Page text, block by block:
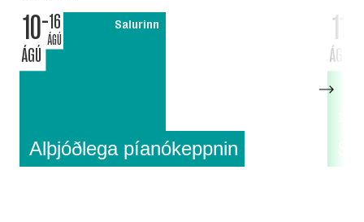
10
ÁGÚ
16
ÁGÚ
Salurinn
Alþjóðlega píanókeppnin
11
ÁGÚ